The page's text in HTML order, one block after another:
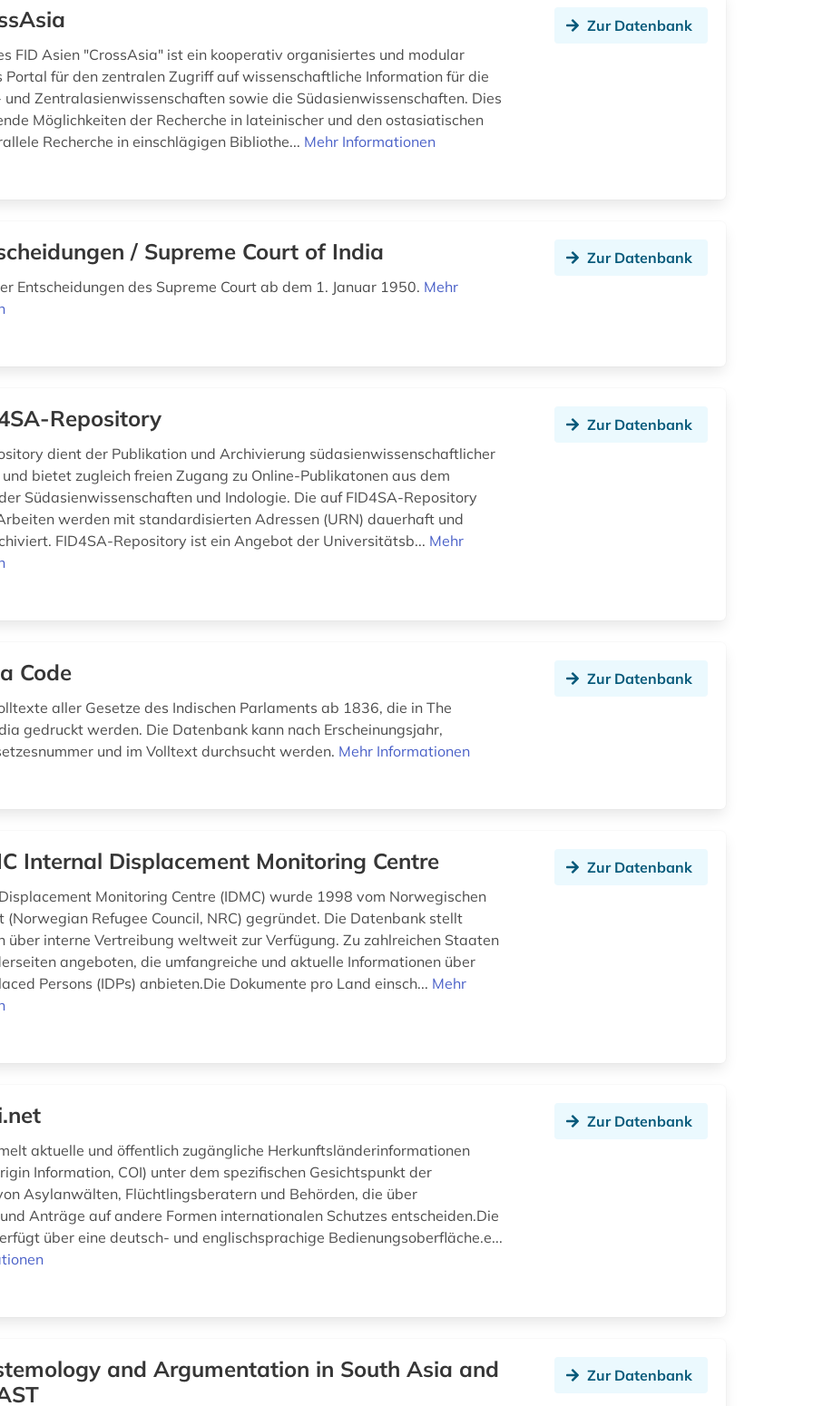
FID Asien "CrossAsia" ist ein kooperativ organisiertes und modular
Portal für den zentralen Zugriff auf wissenschaftliche Information für die
und Zentralasienwissenschaften sowie die Südasienwissenschaften. Dies
Möglichkeiten der Recherche in lateinischer und den ostasiatischen
Recherche in einschlägigen Bibliothe... Mehr Informationen
Zur Datenbank
/ Supreme Court of India
Entscheidungen des Supreme Court ab dem 1. Januar 1950. Mehr
Zur Datenbank
Repository
dient der Publikation und Archivierung südasienwissenschaftlicher
bietet zugleich freien Zugang zu Online-Publikatonen aus dem
Südasienwissenschaften und Indologie. Die auf FID4SA-Repository
werden mit standardisierten Adressen (URN) dauerhaft und
FID4SA-Repository ist ein Angebot der Universitätsb... Mehr
Zur Datenbank
Code
aller Gesetze des Indischen Parlaments ab 1836, die in The
gedruckt werden. Die Datenbank kann nach Erscheinungsjahr,
und im Volltext durchsucht werden. Mehr Informationen
Zur Datenbank
Internal Displacement Monitoring Centre
Monitoring Centre (IDMC) wurde 1998 vom Norwegischen
(Norwegian Refugee Council, NRC) gegründet. Die Datenbank stellt
über interne Vertreibung weltweit zur Verfügung. Zu zahlreichen Staaten
angeboten, die umfangreiche und aktuelle Informationen über
Persons (IDPs) anbieten.Die Dokumente pro Land einsch... Mehr
Zur Datenbank
aktuelle und öffentlich zugängliche Herkunftsländerinformationen
Information, COI) unter dem spezifischen Gesichtspunkt der
Asylanwälten, Flüchtlingsberatern und Behörden, die über
Anträge auf andere Formen internationalen Schutzes entscheiden.Die
über eine deutsch- und englischsprachige Bedienungsoberfläche.e...
Zur Datenbank
and Argumentation in South Asia and
Zur Datenbank